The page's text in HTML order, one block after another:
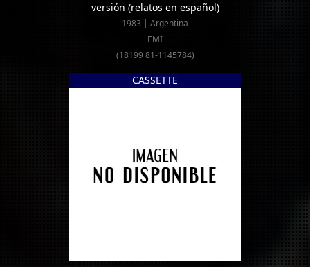
versión (relatos en español)
1983 | Argentina
EMI
(18199 81-1145784)
CASSETTE